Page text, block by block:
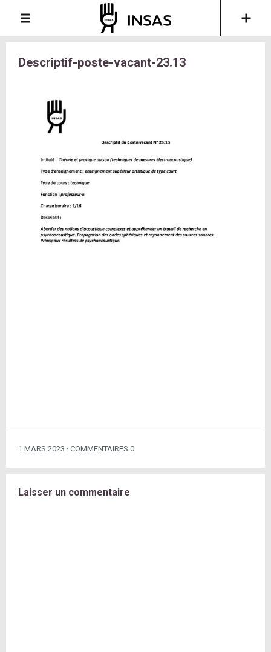
Descriptif-poste-vacant-23.13
1 MARS 2023 COMMENTAIRES 0
Laisser un commentaire